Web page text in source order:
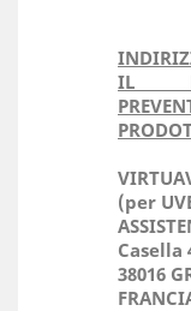
IL
(per
Casella
38016